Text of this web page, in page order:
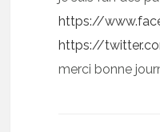
https://
https://
merci bonne